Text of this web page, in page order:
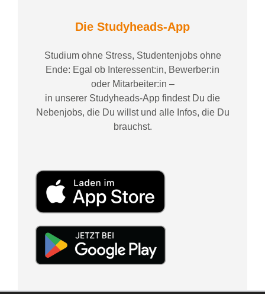
Die Studyheads-App
Studium ohne Stress, Studentenjobs ohne
Ende: Egal ob Interessent:in, Bewerber:in
oder Mitarbeiter:in –
in unserer Studyheads-App findest Du die
Nebenjobs, die Du willst und alle Infos, die Du
brauchst.